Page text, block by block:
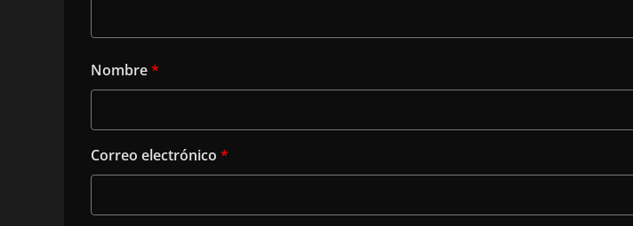
Nombre*
Correo electrónico *